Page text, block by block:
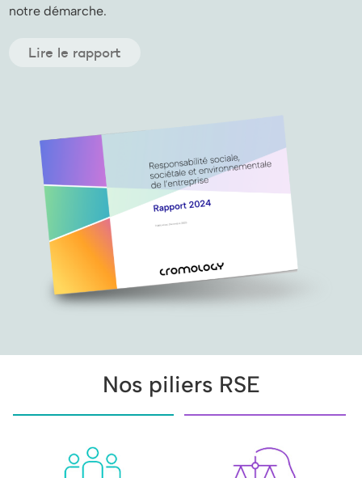
notre démarche.
Lire le rapport
Nos piliers RSE